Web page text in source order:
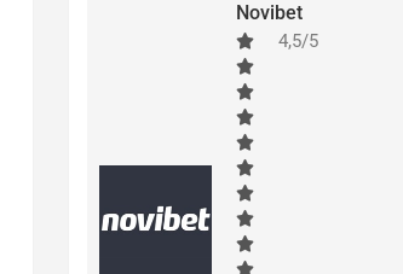
Novibet
4,5/5